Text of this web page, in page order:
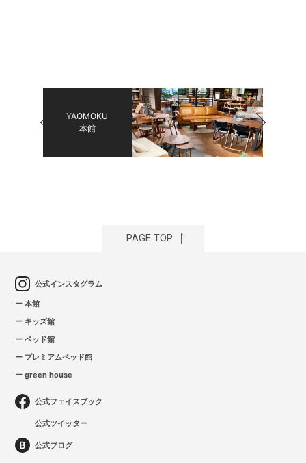
YAOMOKU
本館
公式インスタグラム
ー 本館
ー キッズ館
ー ベッド館
ー プレミアムベッド館
ー green house
公式フェイスブック
公式ツイッター
公式ブログ
PAGE TOP